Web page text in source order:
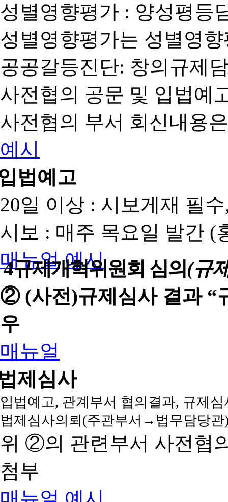
성별영향평가 : 양성평등
성별영향평가는 성별영
공공갈등진단: 창의규제
사전협의 공문 및 입법예
사전협의 부서 회신내용
예시
법예고
20일 이상 : 시보게재 필
시보 : 매주 목요일 발간 (
매뉴얼 예시
4규제개혁위원회 심의(규
② (사전)규제심사 결과 “
우
매뉴얼
제심사
입법예고, 관계부서 협의결과, 규제
법제심사의뢰(주관부서→법무담당
위 ②의 관련부서 사전협
첨부